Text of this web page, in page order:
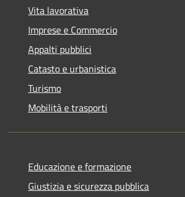
Vita lavorativa
Imprese e Commercio
Appalti pubblici
Catasto e urbanistica
Turismo
Mobilità e trasporti
Educazione e formazione
Giustizia e sicurezza pubblica